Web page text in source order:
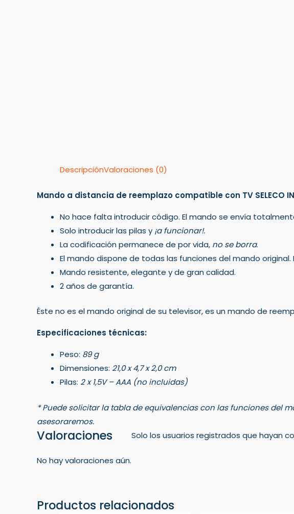
DescripciónValoraciones (0)
Mando a distancia de reemplazo compatible con TV SELECO
No hace falta introducir código. El mando se envía
Solo introducir las pilas y ¡a funcionar!.
La codificación permanece de por vida, no se borra.
El mando dispone de todas las funciones del mando original.
Mando resistente, elegante y de gran calidad.
2 años de garantía.
Éste no es el mando original de su televisor, es un mando de
Especificaciones técnicas:
Peso: 89 g
Dimensiones: 21,0 x 4,7 x 2,0 cm
Pilas: 2 x 1,5V – AAA (no incluidas)
* Puede solicitar la tabla de equivalencias con las funciones del
asesoraremos.
Valoraciones
No hay valoraciones aún.
Solo los usuarios registrados que hayan
Productos relacionados